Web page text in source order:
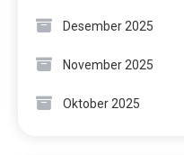
Desember 2025
November 2025
Oktober 2025